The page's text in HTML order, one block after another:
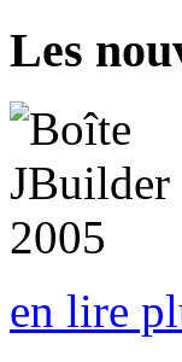
Les
en lire